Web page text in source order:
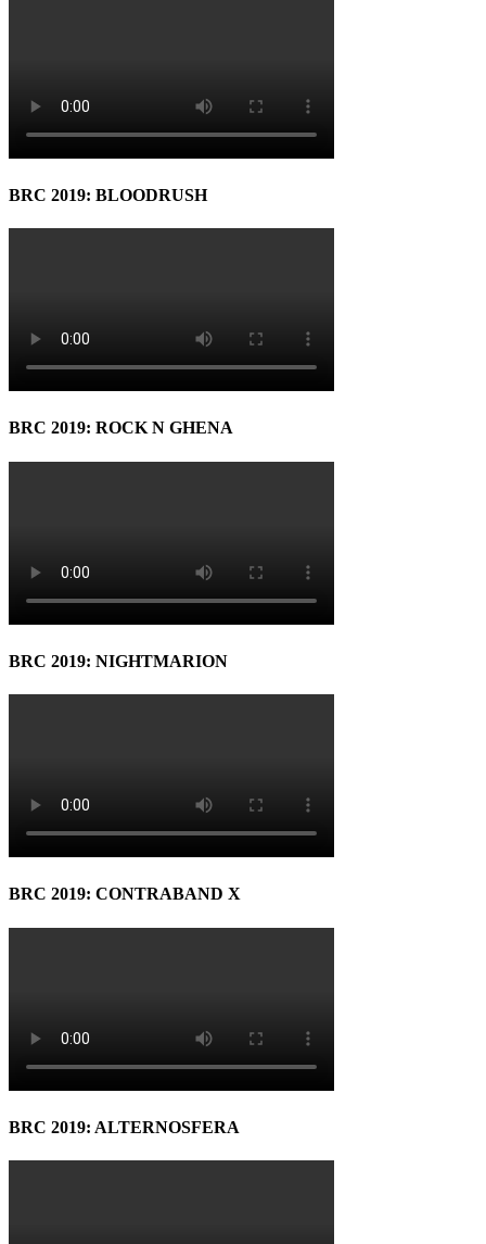
BRC 2019: BLOODRUSH
BRC 2019: ROCK N GHENA
BRC 2019: NIGHTMARION
BRC 2019: CONTRABAND X
BRC 2019: ALTERNOSFERA